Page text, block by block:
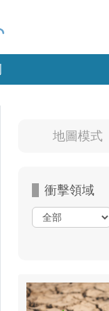
地圖模式
衝擊領域